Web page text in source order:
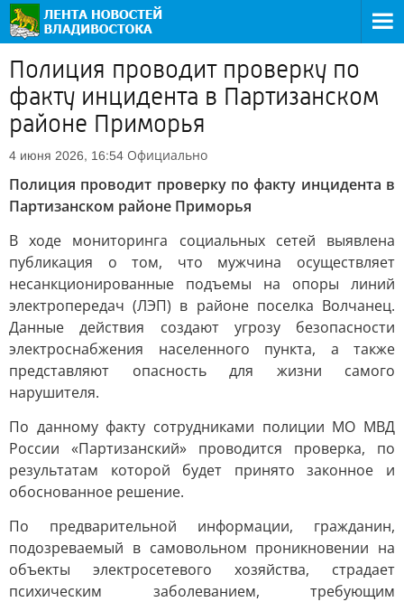
Полиция проводит проверку по
факту инцидента в Партизанском
районе Приморья
4 июня 2026, 16:54 Официально
Полиция проводит проверку по факту инцидента в
Партизанском районе Приморья
В ходе мониторинга социальных сетей выявлена
публикация о том, что мужчина осуществляет
несанкционированные подъемы на опоры линий
электропередач (ЛЭП) в районе поселка Волчанец.
Данные действия создают угрозу безопасности
электроснабжения населенного пункта, а также
представляют опасность для жизни самого
нарушителя.
По данному факту сотрудниками полиции МО МВД
России «Партизанский» проводится проверка, по
результатам которой будет принято законное и
обоснованное решение.
По предварительной информации, гражданин,
подозреваемый в самовольном проникновении на
объекты электросетевого хозяйства, страдает
психическим заболеванием, требующим